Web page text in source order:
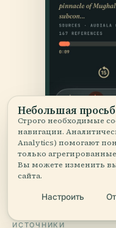
ИСТОЧНИКИ
Небольшая
Строго необходимые
навигации.
Analytics) помогают
только
Вы можете изменить
сайта.
Настроить